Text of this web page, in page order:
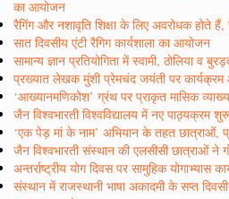
का आयोजन
रैगिंग और नशावृति शिक्षा के लिए अवरोधक होते
सात दिवसीय एंटी रैगिग कार्यशाला का आयोजन
सामान्य ज्ञान प्रतियोगिता में स्वामी, ठोलिया व
प्रख्यात लेखक मुंशी प्रेमचंद जयंती पर कार्यक्रम
‘आख्यानमणिकोश’ ग्रंथ पर प्राकृत मासिक
जैन विश्वभारती विश्वविद्यालय में नए पाठ्यक्रम
‘एक पेड़ मां के नाम’ अभियान के तहत छात्राओं,
जैन विश्वभारती संस्थान की एलसीसी छात्राओं ने
अन्तर्राष्ट्रीय योग दिवस पर सामुहिक योगाभ्यास
संस्थान में राजस्थानी भाषा अकादमी के सप्त